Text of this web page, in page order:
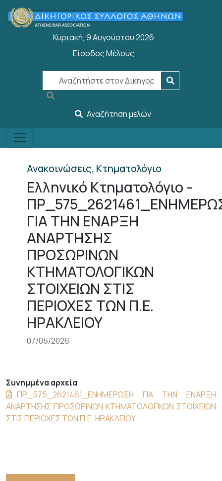
Παράκαμψη προς το κυρίως περιεχόμενο
Κυριακή, 9 Αυγούστου 2026
User account menu
Είσοδος Μέλους
Αναζήτηση μελών
Ανακοινώσεις, Κτηματολόγιο
Eλληνικό Κτηματολόγιο -
ΓΙΑ ΤΗΝ ΕΝΑΡΞΗ
ΑΝΑΡΤΗΣΗΣ
ΠΡΟΣΩΡΙΝΩΝ
ΚΤΗΜΑΤΟΛΟΓΙΚΩΝ
ΣΤΟΙΧΕΙΩΝ ΣΤΙΣ
ΠΕΡΙΟΧΕΣ ΤΩΝ Π.Ε.
ΗΡΑΚΛΕΙΟΥ
07/05/2026
Συνημμένα αρχεία
ΠΡ_575_2621461_ΕΝΗΜΕΡΩΣΗ ΓΙΑ ΤΗΝ ΕΝΑΡΞΗ
ΑΝΑΡΤΗΣΗΣ ΠΡΟΣΩΡΙΝΩΝ ΚΤΗΜΑΤΟΛΟΓΙΚΩΝ ΣΤΟΙΧΕΙΩΝ
ΣΤΙΣ ΠΕΡΙΟΧΕΣ ΤΩΝ Π.Ε. ΗΡΑΚΛΕΙΟΥ